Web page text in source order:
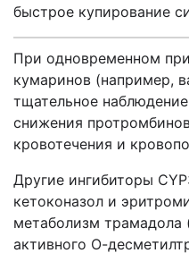
быстрое купирование
При одновременном
кумаринов (например,
тщательное
снижения
кровотечения и
Другие ингибиторы
кетоконазол и
метаболизм трамадола
активного О-